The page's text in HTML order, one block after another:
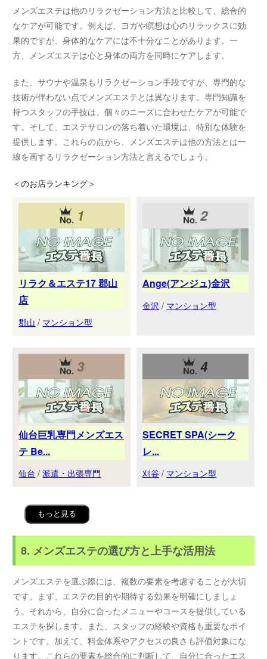
メンズエステは他のリラクゼーション方法と比較して、総合的
なケアが可能です。例えば、ヨガや瞑想は心のリラックスに効
果的ですが、身体的なケアには不十分なことがあります。一
方、メンズエステは心と身体の両方を同時にケアします。
また、サウナや温泉もリラクゼーション手段ですが、専門的な
技術が伴わない点でメンズエステとは異なります。専門知識を
持つスタッフの手技は、個々のニーズに合わせたケアが可能で
す。そして、エステサロンの落ち着いた環境は、特別な体験を
提供します。これらの点から、メンズエステは他の方法とは一
線を画するリラクゼーション方法と言えるでしょう。
＜のお店ランキング＞
1
リラク＆エステ17 郡山
店
郡山 / マンション型
2
Ange(アンジュ)金沢
金沢 / マンション型
3
仙台巨乳専門メンズエス
テ Be...
仙台 /派遣・出張専門
4
SECRET SPA(シーク
レ...
刈谷 / マンション型
もっと見る
8. メンズエステの選び方と上手な活用法
メンズエステを選ぶ際には、複数の要素を考慮することが大切
です。まず、エステの目的や期待する効果を明確にしましょ
う。それから、自分に合ったメニューやコースを提供している
エステを探します。また、スタッフの経験や資格も重要なポイ
ントです。加えて、料金体系やアクセスの良さも評価対象にな
ります。これらの要素を総合的に判断して、自分に合ったエス